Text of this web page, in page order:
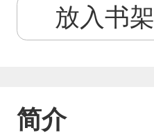
放入书架
简介